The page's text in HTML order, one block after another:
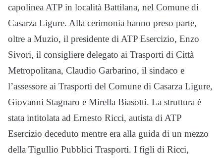
capolinea ATP in località Battilana, nel Comune di
Casarza Ligure. Alla cerimonia hanno preso parte,
oltre a Muzio, il presidente di ATP Esercizio, Enzo
Sivori, il consigliere delegato ai Trasporti di Città
Metropolitana, Claudio Garbarino, il sindaco e
l’assessore ai Trasporti del Comune di Casarza Ligure,
Giovanni Stagnaro e Mirella Biasotti. La struttura è
stata intitolata ad Ernesto Ricci, autista di ATP
Esercizio deceduto mentre era alla guida di un mezzo
della Tigullio Pubblici Trasporti. I figli di Ricci,